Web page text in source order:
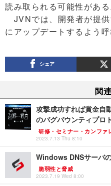
読み取られる可能性がある
JVNでは、開発者が提
にアップデートするよう呼
シェア
関
攻撃成功すれば賞金自
のバグバウンティプロ
研修・セミナー・カンファ
2023.7.13 Thu 8:10
Windows DNSサーバ
脆弱性と脅威
2023.7.19 Wed 8:00